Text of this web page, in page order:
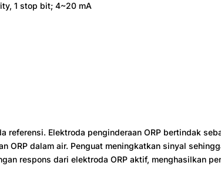
1 stop bit; 4~20 mA
referensi. Elektroda penginderaan ORP bertindak
ORP dalam air. Penguat meningkatkan sinyal
respons dari elektroda ORP aktif, menghasilkan